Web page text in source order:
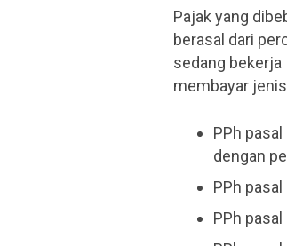
Pajak yang
berasal dari
sedang bekerja
membayar
PPh
dengan
PPh
PPh